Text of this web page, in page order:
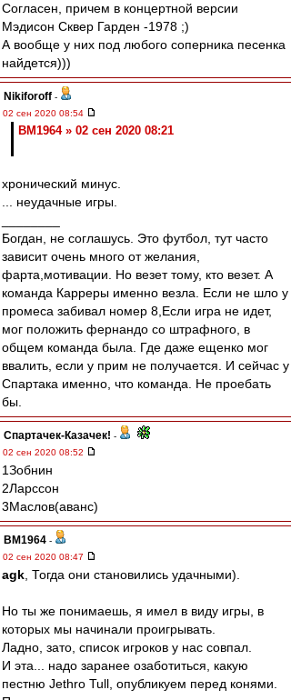
Согласен, причем в концертной версии
Мэдисон Сквер Гарден -1978 ;)
А вообще у них под любого соперника песенка
найдется)))
Nikiforoff -
02 сен 2020 08:54
BM1964 » 02 сен 2020 08:21
хронический минус.
... неудачные игры.
Богдан, не соглашусь. Это футбол, тут часто
зависит очень много от желания,
фарта,мотивации. Но везет тому, кто везет. А
команда Карреры именно везла. Если не шло у
промеса забивал номер 8,Если игра не идет,
мог положить фернандо со штрафного, в
общем команда была. Где даже ещенко мог
ввалить, если у прим не получается. И сейчас у
Спартака именно, что команда. Не проебать
бы.
Спартачек-Казачек! -
02 сен 2020 08:52
1Зобнин
2Ларссон
3Маслов(аванс)
BM1964 -
02 сен 2020 08:47
agk , Тогда они становились удачными).
Но ты же понимаешь, я имел в виду игры, в
которых мы начинали проигрывать.
Ладно, зато, список игроков у нас совпал.
И эта... надо заранее озаботиться, какую
пестню Jethro Tull, опубликуем перед конями.